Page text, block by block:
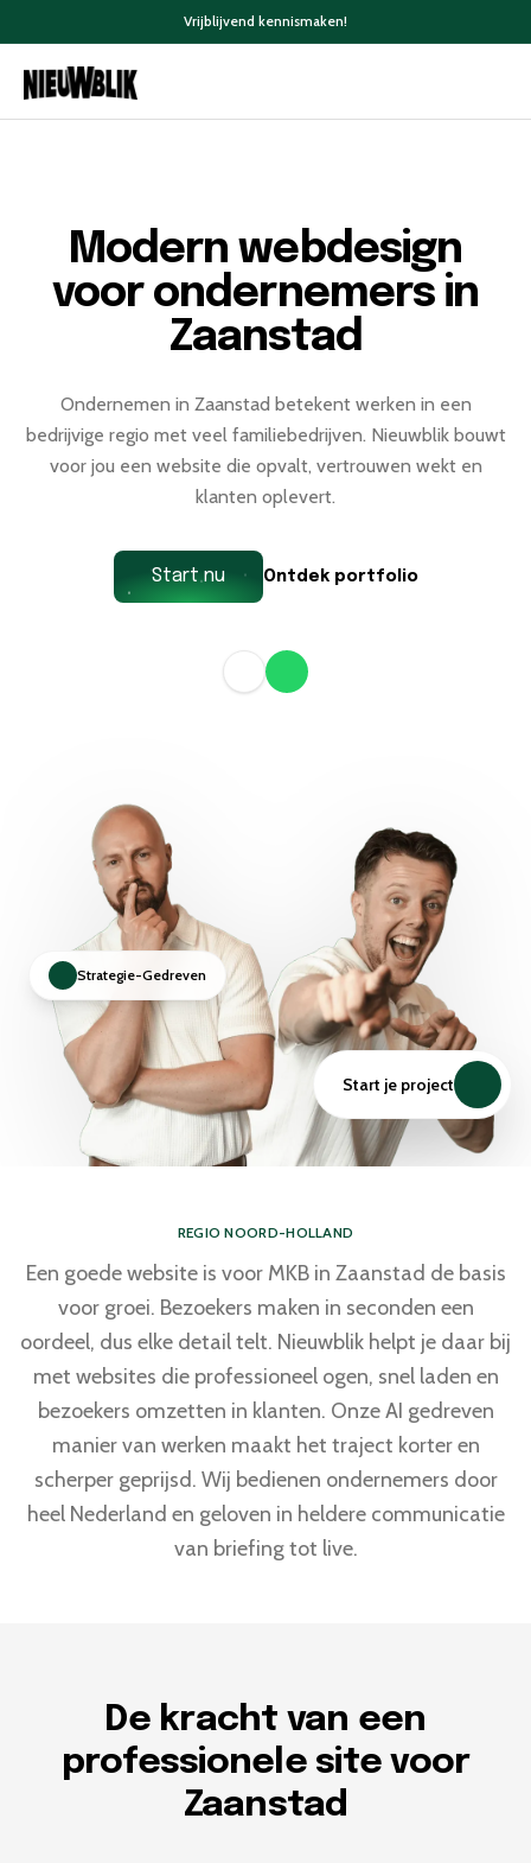
Vrijblijvend kennismaken!
Modern webdesign
voor ondernemers in
Zaanstad
Ondernemen in Zaanstad betekent werken in een
bedrijvige regio met veel familiebedrijven. Nieuwblik bouwt
voor jou een website die opvalt, vertrouwen wekt en
klanten oplevert.
Start nu Ontdek portfolio
Strategie-Gedreven
Start je project
REGIO NOORD-HOLLAND
Een goede website is voor MKB in Zaanstad de basis
voor groei. Bezoekers maken in seconden een
oordeel, dus elke detail telt. Nieuwblik helpt je daar bij
met websites die professioneel ogen, snel laden en
bezoekers omzetten in klanten. Onze AI gedreven
manier van werken maakt het traject korter en
scherper geprijsd. Wij bedienen ondernemers door
heel Nederland en geloven in heldere communicatie
van briefing tot live.
De kracht van een
professionele site voor
Zaanstad